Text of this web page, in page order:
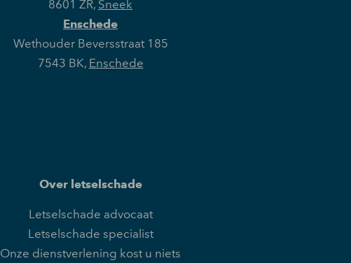
8601 ZR, Sneek
Enschede
Wethouder Beversstraat 185
7543 BK, Enschede
Over letselschade
Letselschade advocaat
Letselschade specialist
Onze dienstverlening kost u niets